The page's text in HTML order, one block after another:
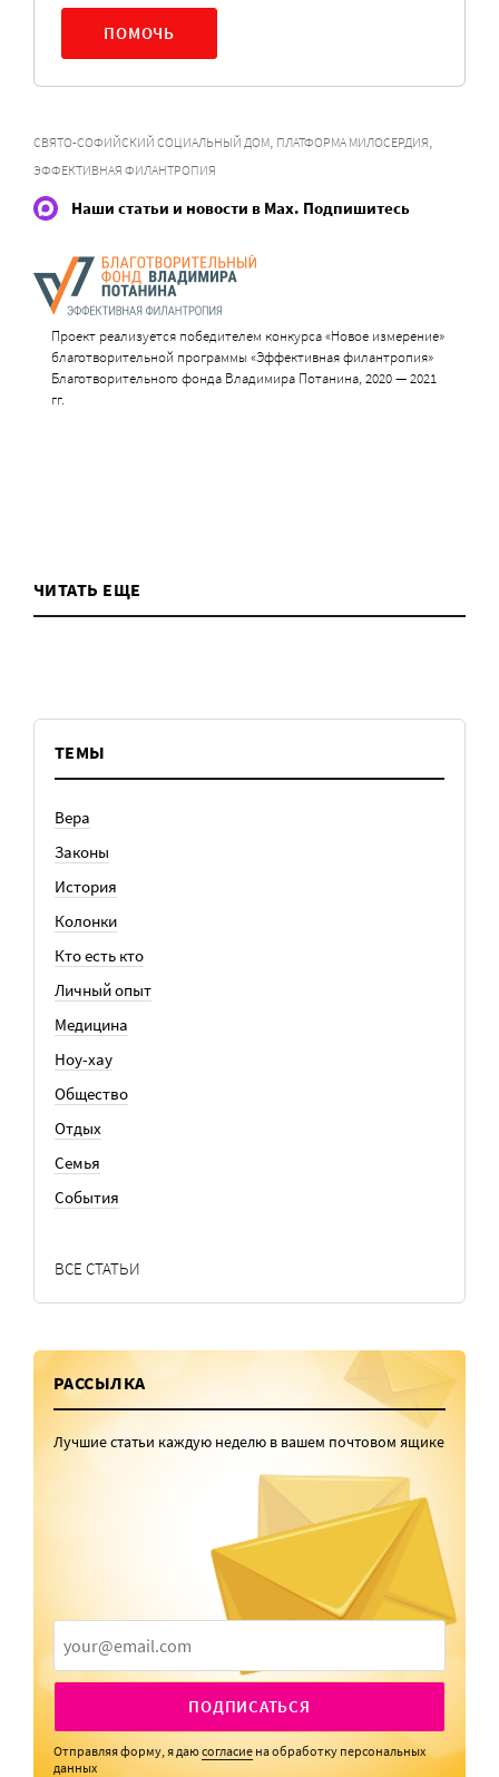
ПОМОЧЬ
СВЯТО-СОФИЙСКИЙ СОЦИАЛЬНЫЙ ДОМ, ПЛАТФОРМА МИЛОСЕРДИЯ,
ЭФФЕКТИВНАЯ ФИЛАНТРОПИЯ
Наши статьи и новости в Max. Подпишитесь
Проект реализуется победителем конкурса «Новое измерение»
благотворительной программы «Эффективная филантропия»
Благотворительного фонда Владимира Потанина, 2020 — 2021
гг.
ЧИТАТЬ ЕЩЕ
ТЕМЫ
Вера
Законы
История
Колонки
Кто есть кто
Личный опыт
Медицина
Ноу-хау
Общество
Отдых
Семья
События
ВСЕ СТАТЬИ
РАССЫЛКА
Лучшие статьи каждую неделю в вашем почтовом ящике
ПОДПИСАТЬСЯ
Отправляя форму, я даюсогласие на обработку персональных
данных